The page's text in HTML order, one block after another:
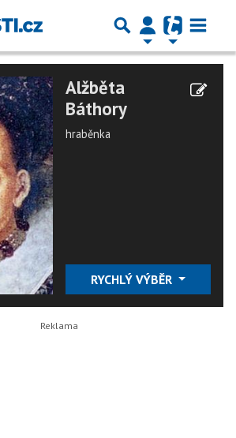
Alžběta
Báthory
hraběnka
RYCHLÝ VÝBĚR